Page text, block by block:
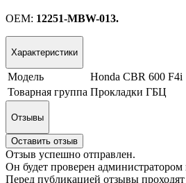
OEM: 12251-MBW-013.
Характеристики
Модель
Honda CBR 600 F4i
Товарная группа Прокладки ГБЦ
Отзывы
Оставить отзыв
Отзыв успешно отправлен.
Он будет проверен
Перед публикацией отзывы